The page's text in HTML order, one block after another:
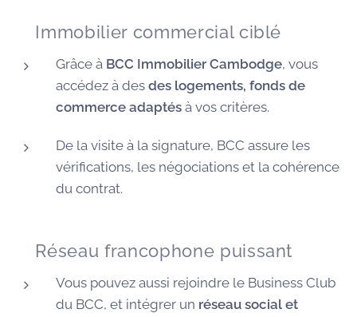
🏠 Immobilier commercial ciblé
Grâce à BCC Immobilier Cambodge, vous
accédez à des des logements, fonds de
commerce adaptés à vos critères.
De la visite à la signature, BCC assure les
vérifications, les négociations et la cohérence
du contrat.
🌐 Réseau francophone puissant
Vous pouvez aussi rejoindre le Business Club
du BCC, et intégrer un réseau social et